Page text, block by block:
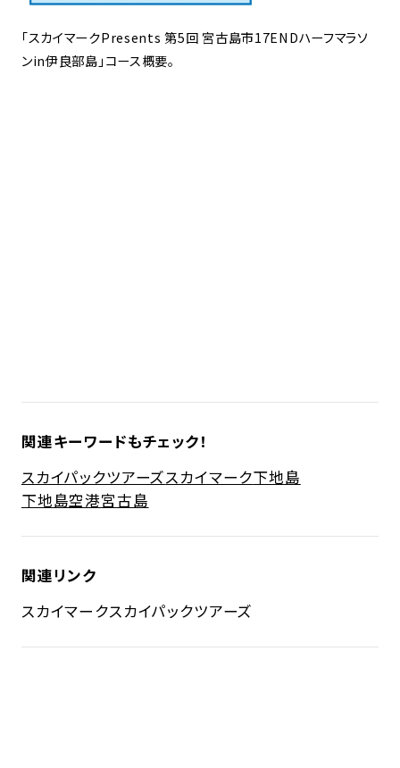
「スカイマークPresents 第5回 宮古島市17ENDハーフマラソ
ンin伊良部島」コース概要。
関連キーワードもチェック！
スカイパックツアーズスカイマーク下地島
下地島空港宮古島
関連リンク
スカイマークスカイパックツアーズ